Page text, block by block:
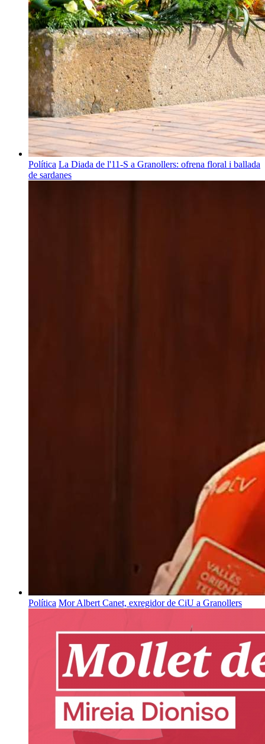
Política La Diada de l'11-S a Granollers: ofrena floral i ballada
de sardanes
Política Mor Albert Canet, exregidor de CiU a Granollers